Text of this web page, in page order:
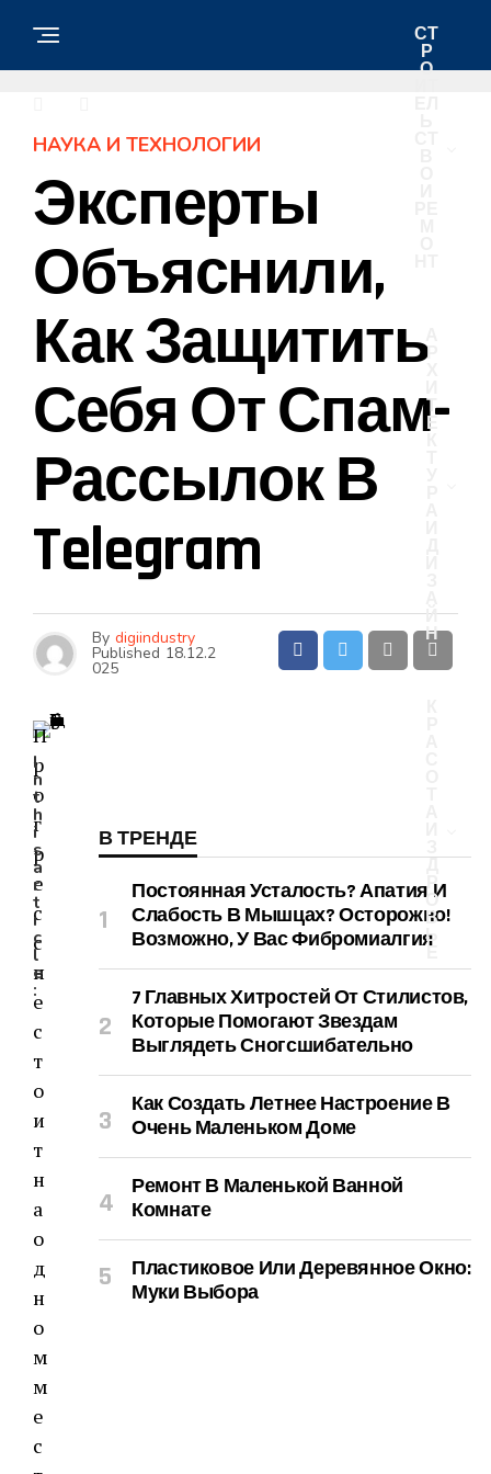
СТ
Р
О
Р
Т
Е
Й
Н
Р
О
В
Ь
НАУКА И ТЕХНОЛОГИИ
Эксперты
Объяснили,
Как Защитить
Себя От Спам-
Рассылок В
Telegram
By digiindustry
Published 18.12.2
025
П
р
о
г
р
е
с
с
н
е
с
т
о
и
т
н
а
о
д
н
о
м
м
е
с
I
n
t
h
i
s
a
r
t
i
c
l
e
:
В ТРЕНДЕ
Постоянная Усталость? Апатия И
Слабость В Мышцах? Осторожно!
Возможно, У Вас Фибромиалгия
7 Главных Хитростей От Стилистов,
Которые Помогают Звездам
Выглядеть Сногсшибательно
Как Создать Летнее Настроение В
Очень Маленьком Доме
Ремонт В Маленькой Ванной
Комнате
Пластиковое Или Деревянное Окно:
Муки Выбора